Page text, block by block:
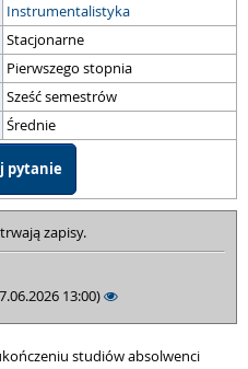
Instrumentalistyka
Stacjonarne
Pierwszego stopnia
Sześć semestrów
Średnie
pytanie
zapisy.
13:00)
studiów absolwenci